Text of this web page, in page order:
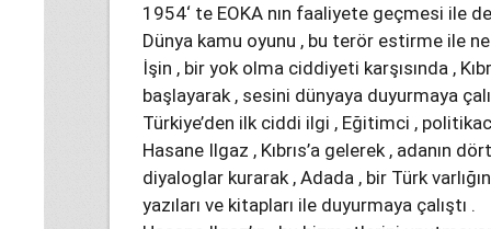
1954‘ te EOKA nın faaliyete geçmesi ile
Dünya kamu oyunu , bu terör estirme ile
İşin , bir yok olma ciddiyeti karşısında ,
başlayarak , sesini dünyaya duyurmaya
Türkiye’den ilk ciddi ilgi , Eğitimci ,
Hasane Ilgaz , Kıbrıs’a gelerek , adanın
diyaloglar kurarak , Adada , bir Türk
yazıları ve kitapları ile duyurmaya çalıştı .